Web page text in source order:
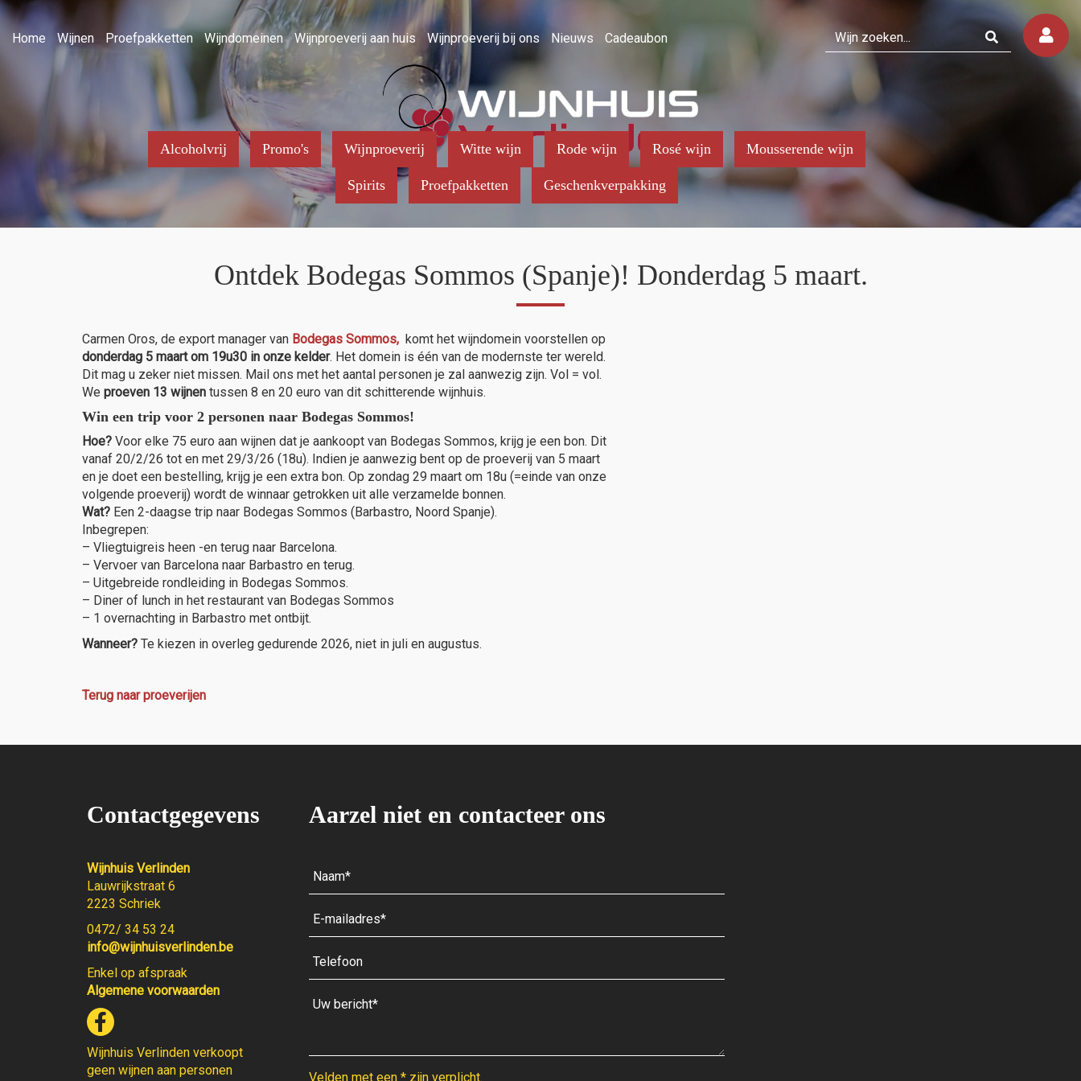
Home Wijnen Proefpakketten Wijndomeinen Wijnproeverij aan huis Wijnproeverij bij ons Nieuws Cadeaubon
Alcoholvrij Promo's Wijnproeverij Witte wijn Rode wijn Rosé wijn Mousserende wijn
Spirits Proefpakketten Geschenkverpakking
Ontdek Bodegas Sommos (Spanje)! Donderdag 5 maart.
Carmen Oros, de export manager van Bodegas Sommos, komt het wijndomein voorstellen op
donderdag 5 maart om 19u30 in onze kelder. Het domein is één van de modernste ter wereld.
Dit mag u zeker niet missen. Mail ons met het aantal personen je zal aanwezig zijn. Vol = vol.
We proeven 13 wijnen tussen 8 en 20 euro van dit schitterende wijnhuis.
Win een trip voor 2 personen naar Bodegas Sommos!
Hoe? Voor elke 75 euro aan wijnen dat je aankoopt van Bodegas Sommos, krijg je een bon. Dit
vanaf 20/2/26 tot en met 29/3/26 (18u). Indien je aanwezig bent op de proeverij van 5 maart
en je doet een bestelling, krijg je een extra bon. Op zondag 29 maart om 18u (=einde van onze
volgende proeverij) wordt de winnaar getrokken uit alle verzamelde bonnen.
Wat? Een 2-daagse trip naar Bodegas Sommos (Barbastro, Noord Spanje).
Inbegrepen:
– Vliegtuigreis heen -en terug naar Barcelona.
– Vervoer van Barcelona naar Barbastro en terug.
– Uitgebreide rondleiding in Bodegas Sommos.
– Diner of lunch in het restaurant van Bodegas Sommos
– 1 overnachting in Barbastro met ontbijt.
Wanneer? Te kiezen in overleg gedurende 2026, niet in juli en augustus.
Terug naar proeverijen
Contactgegevens
Wijnhuis Verlinden
Lauwrijkstraat 6
2223 Schriek
0472/ 34 53 24
info@wijnhuisverlinden.be
Enkel op afspraak
Algemene voorwaarden
Wijnhuis Verlinden verkoopt
geen wijnen aan personen
Aarzel niet en contacteer ons
Velden met een * zijn verplicht.